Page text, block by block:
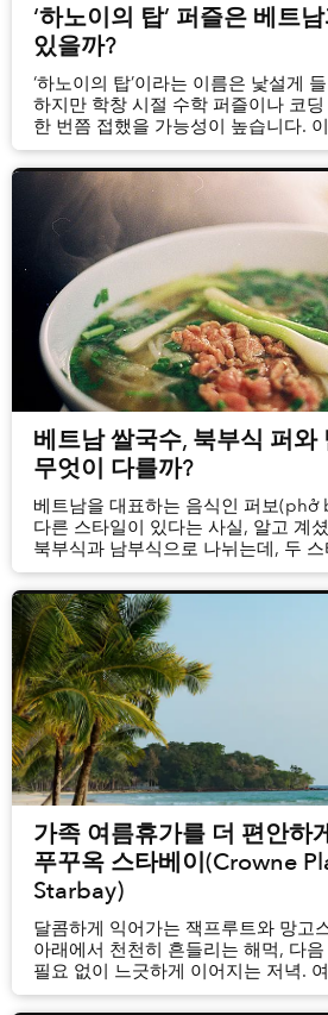
‘하노이의 탑’ 퍼즐은 베트
있을까?
‘하노이의 탑’이라는 이름은 낯설게
하지만 학창 시절 수학 퍼즐이나 코
한 번쯤 접했을 가능성이 높습니다.
크기가 다른 원판을 기둥 사이로 옮
익숙할지도 모릅니다.
베트남 쌀국수, 북부식 퍼와
무엇이 다를까?
베트남을 대표하는 음식인 퍼보(phở
다른 스타일이 있다는 사실, 알고 계
북부식과 남부식으로 나뉘는데, 두
함께 곁들이는 재료까지 여러 면에서
가족 여름휴가를 더 편안하
푸꾸옥 스타베이(Crowne
Starbay)
달콤하게 익어가는 잭프루트와 망고
아래에서 천천히 흔들리는 해먹, 다
필요 없이 느긋하게 이어지는 저녁.
품고 찾아옵니다. 여름이 다가오면